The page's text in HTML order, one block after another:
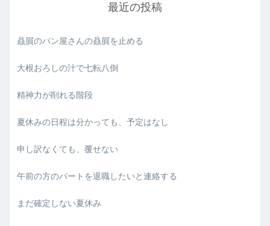
最近の投稿
贔屓のパン屋さんの贔屓を止める
大根おろしの汁で七転八倒
精神力が削れる階段
夏休みの日程は分かっても、予定はなし
申し訳なくても、覆せない
午前の方のパートを退職したいと連絡する
まだ確定しない夏休み